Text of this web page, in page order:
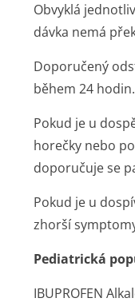
Obvyklá
dávka nemá
Doporučený
během 24 hodin.
Pokud je u
horečky nebo
doporučuje se
Pokud je u
zhorší
Pediatrická
IBUPROFEN